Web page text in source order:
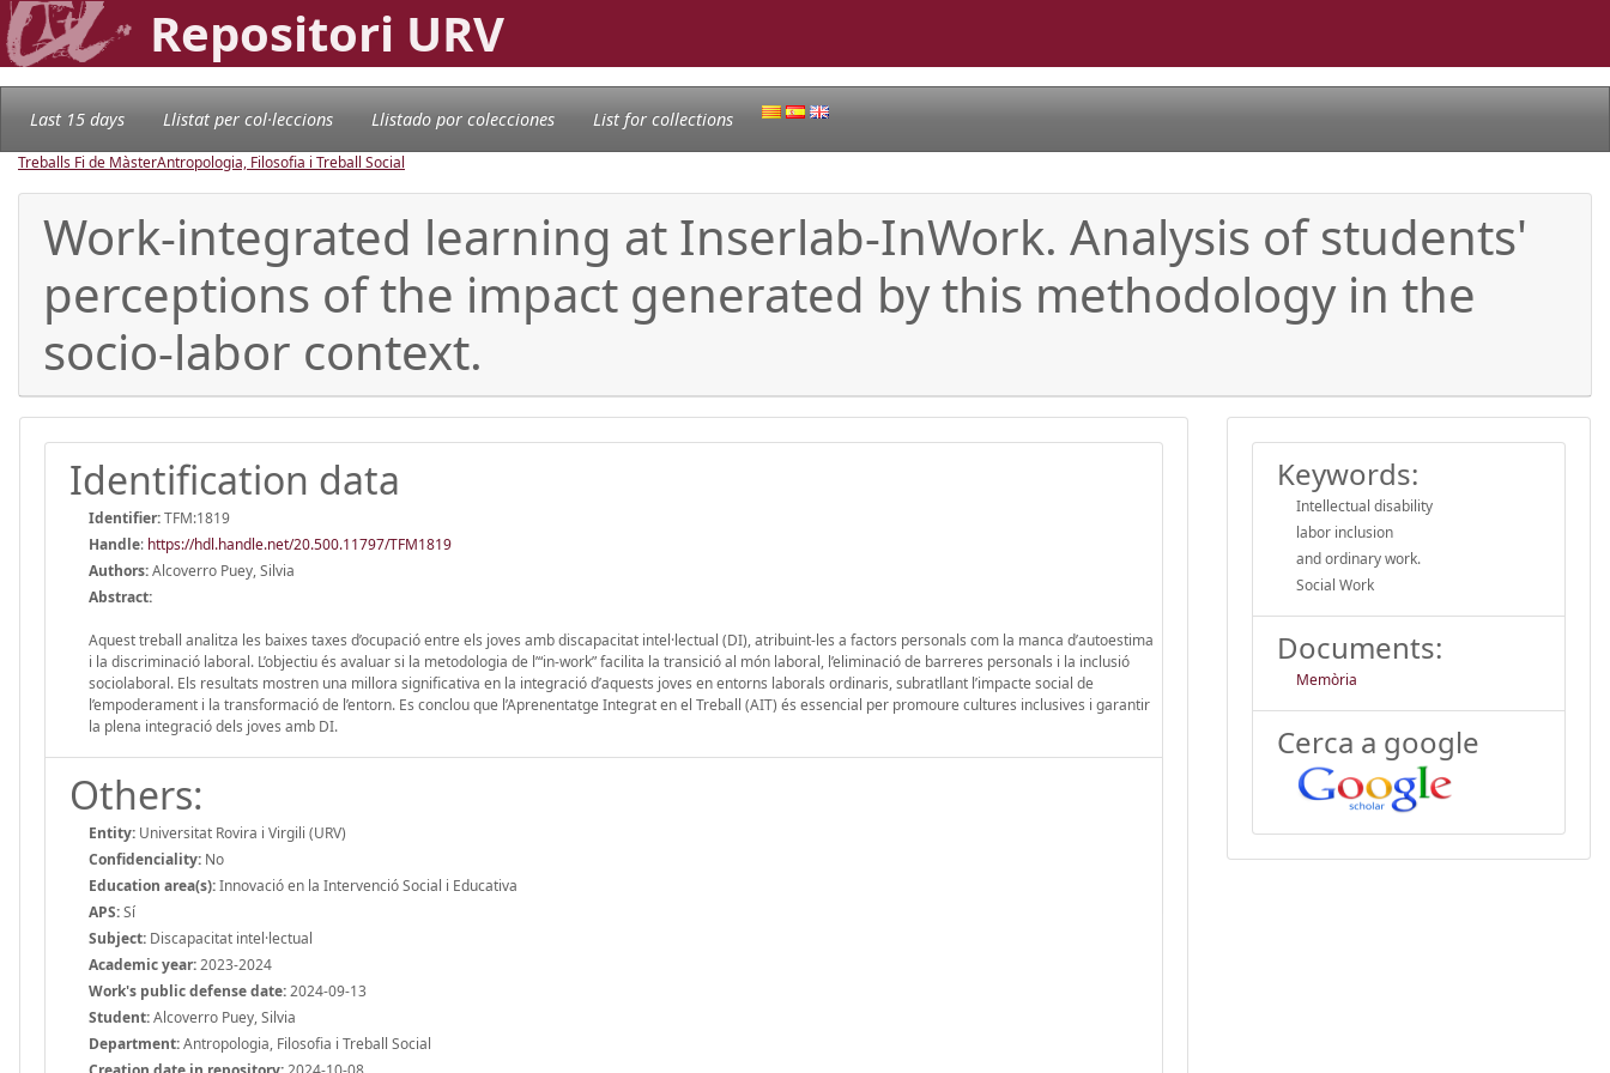
Repositori URV
Last 15 days Llistat per col·leccions Llistado por colecciones List for collections
Treballs Fi de MàsterAntropologia, Filosofia i Treball Social
Work-integrated learning at Inserlab-InWork. Analysis of students'
perceptions of the impact generated by this methodology in the
socio-labor context.
Identification data
Identifier:TFM:1819
Handle: https://hdl.handle.net/20.500.11797/TFM1819
Authors:Alcoverro Puey, Silvia
Abstract:
Aquest treball analitza les baixes taxes d’ocupació entre els joves amb discapacitat intel·lectual (DI), atribuint-les a factors personals com la manca d’autoestima
i la discriminació laboral. L’objectiu és avaluar si la metodologia de l’“in-work” facilita la transició al món laboral, l’eliminació de barreres personals i la inclusió
sociolaboral. Els resultats mostren una millora significativa en la integració d’aquests joves en entorns laborals ordinaris, subratllant l’impacte social de
l’empoderament i la transformació de l’entorn. Es conclou que l’Aprenentatge Integrat en el Treball (AIT) és essencial per promoure cultures inclusives i garantir
la plena integració dels joves amb DI.
Others:
Entity: Universitat Rovira i Virgili (URV)
Confidenciality: No
Education area(s):Innovació en la Intervenció Social i Educativa
APS:Sí
Subject: Discapacitat intel·lectual
Academic year:2023-2024
Work's public defense date:2024-09-13
Student:Alcoverro Puey, Silvia
Department:Antropologia, Filosofia i Treball Social
Keywords:
Intellectual disability
labor inclusion
and ordinary work.
Social Work
Documents:
Memòria
Cerca a google